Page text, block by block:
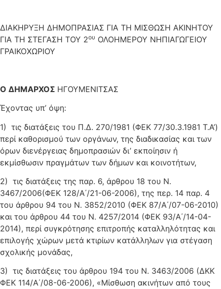
ΔΙΑΚΗΡΥΞΗ ΔΗΜΟΠΡΑΣΙΑΣ ΓΙΑ ΤΗ ΜΙΣΘΩΣΗ ΑΚΙΝΗΤΟΥ
ΓΙΑ ΤΗ ΣΤΕΓΑΣΗ ΤΟΥ 2ου ΟΛΟΗΜΕΡΟΥ ΝΗΠΙΑΓΩΓΕΙΟΥ
ΓΡΑΙΚΟΧΩΡΙΟΥ
Ο ΔΗΜΑΡΧΟΣ ΗΓΟΥΜΕΝΙΤΣΑΣ
Έχοντας υπ’ όψη:
1) τις διατάξεις του Π.Δ. 270/1981 (ΦΕΚ 77/30.3.1981 Τ.Α’)
περί καθορισμού των οργάνων, της διαδικασίας και των
όρων διενέργειας δημοπρασιών δι’ εκποίησιν ή
εκμίσθωσιν πραγμάτων των δήμων και κοινοτήτων,
2) τις διατάξεις της παρ. 6, άρθρου 18 του Ν.
3467/2006(ΦΕΚ 128/Α΄/21-06-2006), της περ. 14 παρ. 4
του άρθρου 94 του Ν. 3852/2010 (ΦΕΚ 87/Α΄/07-06-2010)
και του άρθρου 44 του Ν. 4257/2014 (ΦΕΚ 93/Α΄/14-04-
2014), περί συγκρότησης επιτροπής καταλληλότητας και
επιλογής χώρων μετά κτιρίων κατάλληλων για στέγαση
σχολικής μονάδας,
3) τις διατάξεις του άρθρου 194 του Ν. 3463/2006 (ΔΚΚ
ΦΕΚ 114/Α΄/08-06-2006), «Μίσθωση ακινήτων από τους